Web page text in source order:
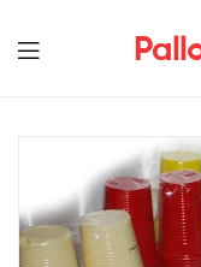
Menu